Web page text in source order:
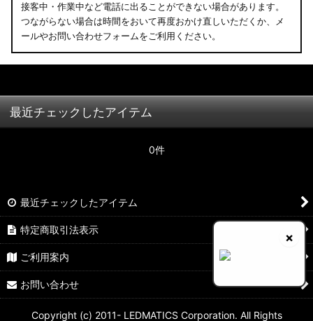
接客中・作業中など電話に出ることができない場合があります。
つながらない場合は時間をおいて再度おかけ直しいただくか、メ
ールやお問い合わせフォームをご利用ください。
×
最近チェックしたアイテム
0件
最近チェックしたアイテム
特定商取引法表示
ご利用案内
お問い合わせ
Copyright (c) 2011- LEDMATICS Corporation. All Rights